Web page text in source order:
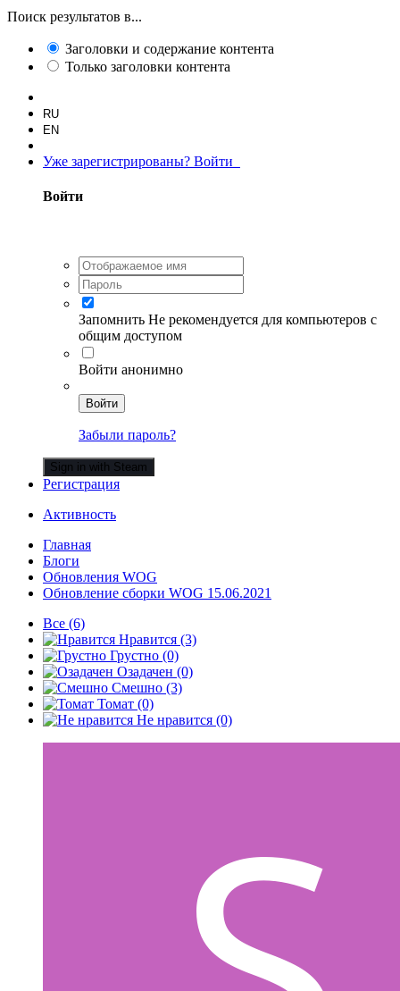
Поиск результатов в...
Заголовки и содержание контента
Только заголовки контента
RU
EN
Уже зарегистрированы? Войти
Войти
Запомнить Не рекомендуется для компьютеров с
общим доступом
Войти анонимно
Войти
Забыли пароль?
Sign in with Steam
Регистрация
Активность
Главная
Блоги
Обновления WOG
Обновление сборки WOG 15.06.2021
Все (6)
Нравится (3)
Грустно (0)
Озадачен (0)
Смешно (3)
Томат (0)
Не нравится (0)